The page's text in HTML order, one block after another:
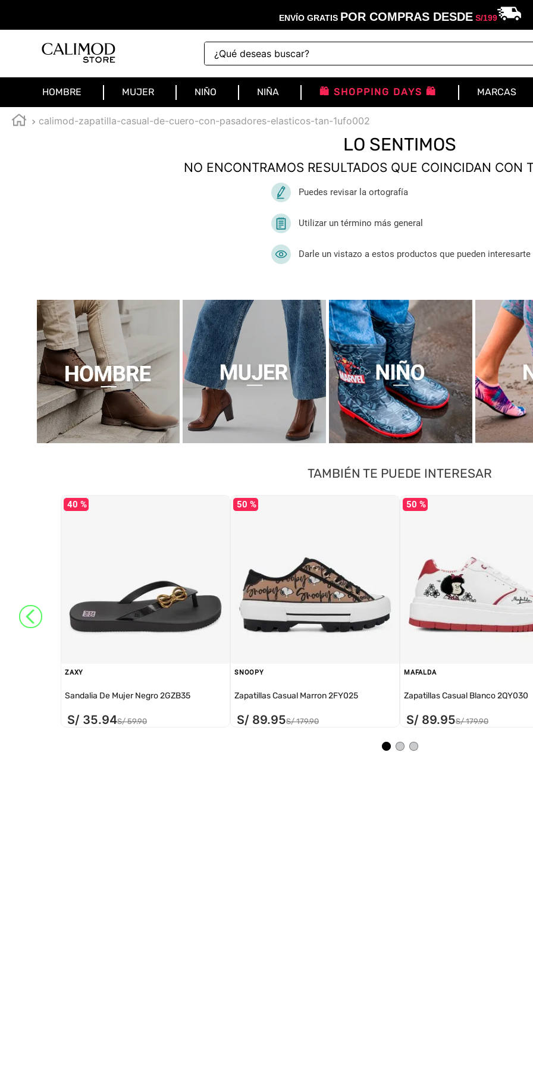
ENVÍO GRATIS POR COMPRAS DESDES/199
¿Qué deseas buscar?
HOMBRE MUJER NIÑO NIÑA 🛍️ SHOPPING DAYS 🛍️ MARCAS
calimod-zapatilla-casual-de-cuero-con-pasadores-elasticos-tan-1ufo002
LO SENTIMOS
NO ENCONTRAMOS RESULTADOS QUE COINCIDAN CON
Puedes revisar la ortografía
Utilizar un término más general
Darle un vistazo a estos productos que pueden interesarte
TAMBIÉN TE PUEDE INTERESAR
40 %
ZAXY
Sandalia De Mujer Negro 2GZB35
S/ 35.94S/ 59.90
50 %
SNOOPY
Zapatillas Casual Marron 2FY025
S/ 89.95S/ 179.90
50 %
MAFALDA
Zapatillas Casual Blanco 2QY030
S/ 89.95S/ 179.90